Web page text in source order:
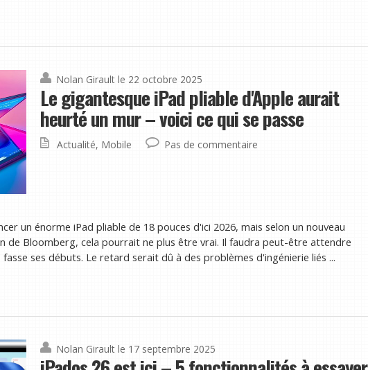
Nolan Girault le 22 octobre 2025
Le gigantesque iPad pliable d'Apple aurait
heurté un mur – voici ce qui se passe
Actualité, Mobile Pas de commentaire
un énorme iPad pliable de 18 pouces d'ici 2026, mais selon un nouveau
de Bloomberg, cela pourrait ne plus être vrai. Il faudra peut-être attendre
ses débuts. Le retard serait dû à des problèmes d'ingénierie liés ...
Nolan Girault le 17 septembre 2025